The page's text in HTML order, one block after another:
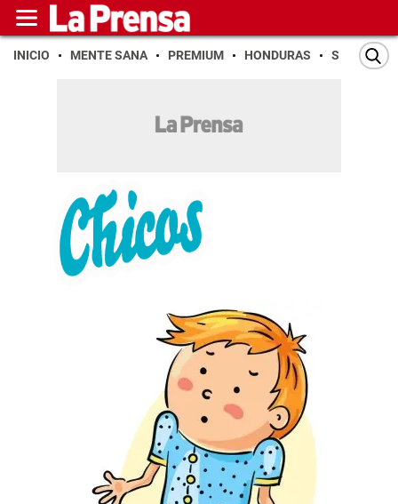
INICIO MENTE SANA PREMIUM HONDURAS SAN PEDRO